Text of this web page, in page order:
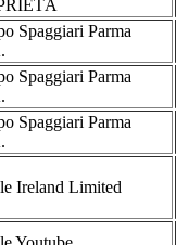
Spaggiari Parma
Spaggiari Parma
Spaggiari Parma
Ireland Limited